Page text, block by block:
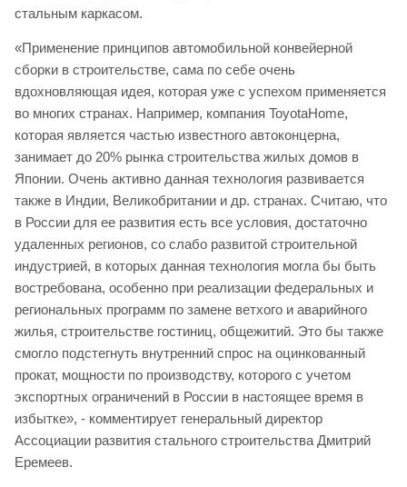
стальным каркасом.
«Применение принципов автомобильной конвейерной
сборки в строительстве, сама по себе очень
вдохновляющая идея, которая уже с успехом применяется
во многих странах. Например, компания ToyotaHome,
которая является частью известного автоконцерна,
занимает до 20% рынка строительства жилых домов в
Японии. Очень активно данная технология развивается
также в Индии, Великобритании и др. странах. Считаю, что
в России для ее развития есть все условия, достаточно
удаленных регионов, со слабо развитой строительной
индустрией, в которых данная технология могла бы быть
востребована, особенно при реализации федеральных и
региональных программ по замене ветхого и аварийного
жилья, строительстве гостиниц, общежитий. Это бы также
смогло подстегнуть внутренний спрос на оцинкованный
прокат, мощности по производству, которого с учетом
экспортных ограничений в России в настоящее время в
избытке», - комментирует генеральный директор
Ассоциации развития стального строительства Дмитрий
Еремеев.